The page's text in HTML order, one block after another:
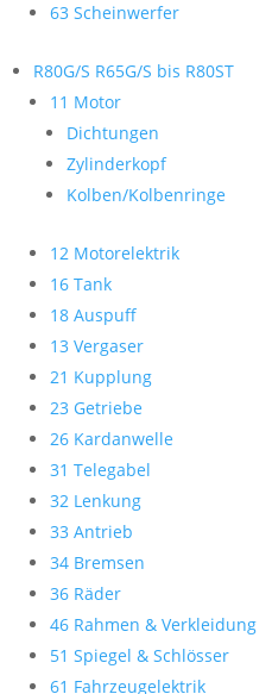
63 Scheinwerfer
R80G/S R65G/S bis R80ST
11 Motor
Dichtungen
Zylinderkopf
Kolben/Kolbenringe
12 Motorelektrik
16 Tank
18 Auspuff
13 Vergaser
21 Kupplung
23 Getriebe
26 Kardanwelle
31 Telegabel
32 Lenkung
33 Antrieb
34 Bremsen
36 Räder
46 Rahmen & Verkleidung
51 Spiegel & Schlösser
61 Fahrzeugelektrik